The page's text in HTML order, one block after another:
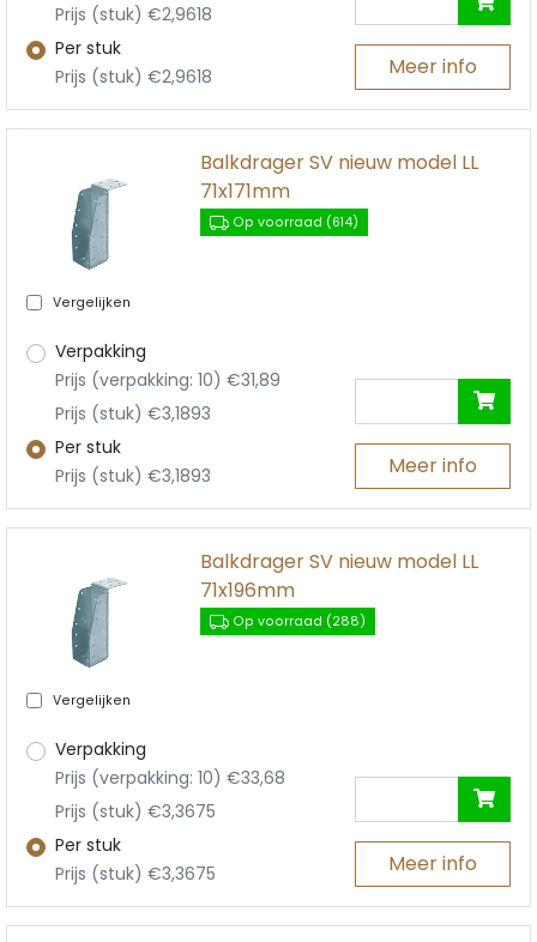
Prijs (stuk) €2,9618
Per stuk
Prijs (stuk) €2,9618
Meer info
Vergelijken
Balkdrager SV nieuw model LL
71x171mm
Op voorraad (614)
Verpakking
Prijs (verpakking: 10) €31,89
Prijs (stuk) €3,1893
Per stuk
Prijs (stuk) €3,1893
Meer info
Vergelijken
Balkdrager SV nieuw model LL
71x196mm
Op voorraad (288)
Verpakking
Prijs (verpakking: 10) €33,68
Prijs (stuk) €3,3675
Per stuk
Prijs (stuk) €3,3675
Meer info